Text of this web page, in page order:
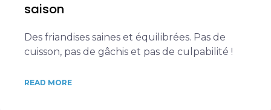
saison
Des friandises saines et équilibrées. Pas de
cuisson, pas de gâchis et pas de culpabilité !
READ MORE